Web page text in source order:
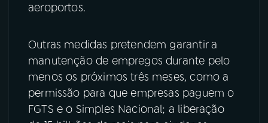
aeroportos.
Outras medidas pretendem garantir a
manutenção de empregos durante pelo
menos os próximos três meses, como a
permissão para que empresas paguem o
FGTS e o Simples Nacional; a liberação